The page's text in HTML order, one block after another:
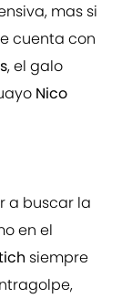
mas si
cuenta con
, el galo
Nico
a buscar la
en el
siempre